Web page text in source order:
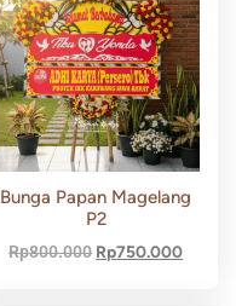
Bunga Papan Magelang
P2
Rp800.000 Rp750.000